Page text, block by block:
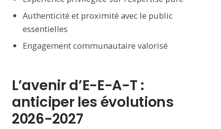
Authenticité et proximité avec le public
essentielles
Engagement communautaire valorisé
L’avenir d’E-E-A-T :
anticiper les évolutions
2026-2027